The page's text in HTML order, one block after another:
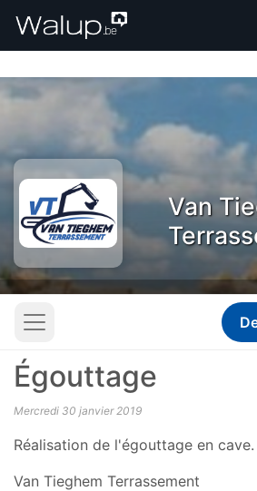
Van
Égouttage
Mercredi 30 janvier 2019
Réalisation de l'égouttage en cave.
Van Tieghem Terrassement